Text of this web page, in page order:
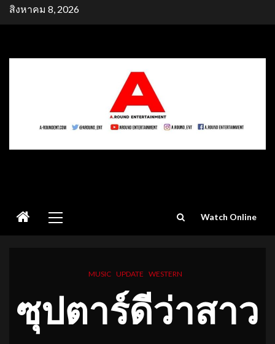
Skipสิงหาคม 8, 2026
Menu
Watch Online
MUSIC UPDATE WESTERN
ซุปตาร์ดีว่าสาว